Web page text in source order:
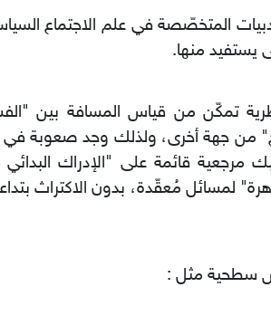
المتخصّصة في علم الاجتماع
يستفيد منها.
تمكّن من قياس المسافة بين
من جهة أخرى، ولذلك وجد صعوبة في
مرجعية قائمة على "الإدراك البدائي
لمسائل مُعقّدة، بدون الاكتراث